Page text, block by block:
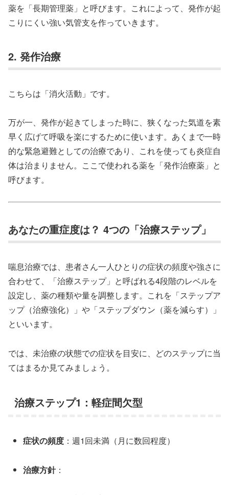
薬を「長期管理薬」と呼びます。これによって、発作が起
こりにくい強い気管支を作っていきます。
2. 発作治療
こちらは「消火活動」です。
万が一、発作が起きてしまった時に、狭くなった気道を素
早く広げて呼吸を楽にするために使います。あくまで一時
的な緊急避難としての治療であり、これを使っても炎症自
体は治まりません。ここで使われる薬を「発作治療薬」と
呼びます。
あなたの重症度は？ 4つの「治療ステップ」
喘息治療では、患者さん一人ひとりの症状の頻度や強さに
合わせて、「治療ステップ」と呼ばれる4段階のレベルを
設定し、薬の種類や量を調整します。これを「ステップア
ップ（治療強化）」や「ステップダウン（薬を減らす）」
といいます。
では、未治療の状態での症状を目安に、どのステップに当
てはまるか見てみましょう。
治療ステップ1：軽症間欠型
症状の頻度 ：週1回未満（月に数回程度）
治療方針：